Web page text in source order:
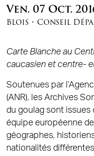
Ven. 07 Oct.
Blois • Conseil
Carte Blanche au
caucasien et centre-
Soutenues par
(ANR), les Archives
du goulag sont issues
équipe européenne
géographes,
nationalités